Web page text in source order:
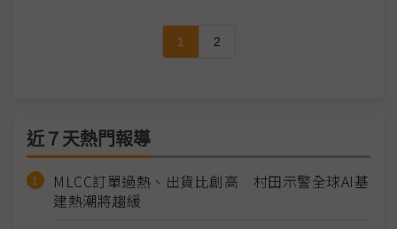
1 2
近７天熱門報導
MLCC訂單過熱、出貨比創高 村田示警全球AI基
建熱潮將趨緩